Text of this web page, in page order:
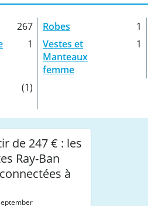
267 Robes 1
1
Vestes et
Manteaux
femme
1
(1)
de 247 € : les
Ray-Ban
à